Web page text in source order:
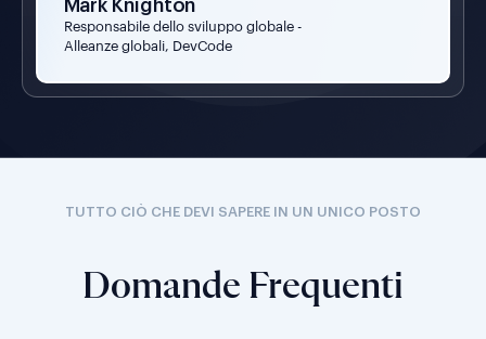
Mark Knighton
Responsabile dello sviluppo globale -
Alleanze globali, DevCode
TUTTO CIÒ CHE DEVI SAPERE IN UN UNICO POSTO
Domande Frequenti